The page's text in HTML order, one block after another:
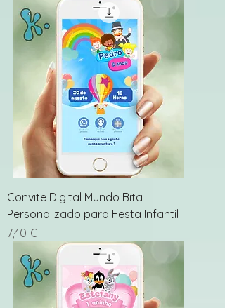
Convite Digital Mundo Bita
Personalizado para Festa Infantil
Preço
7,40 €